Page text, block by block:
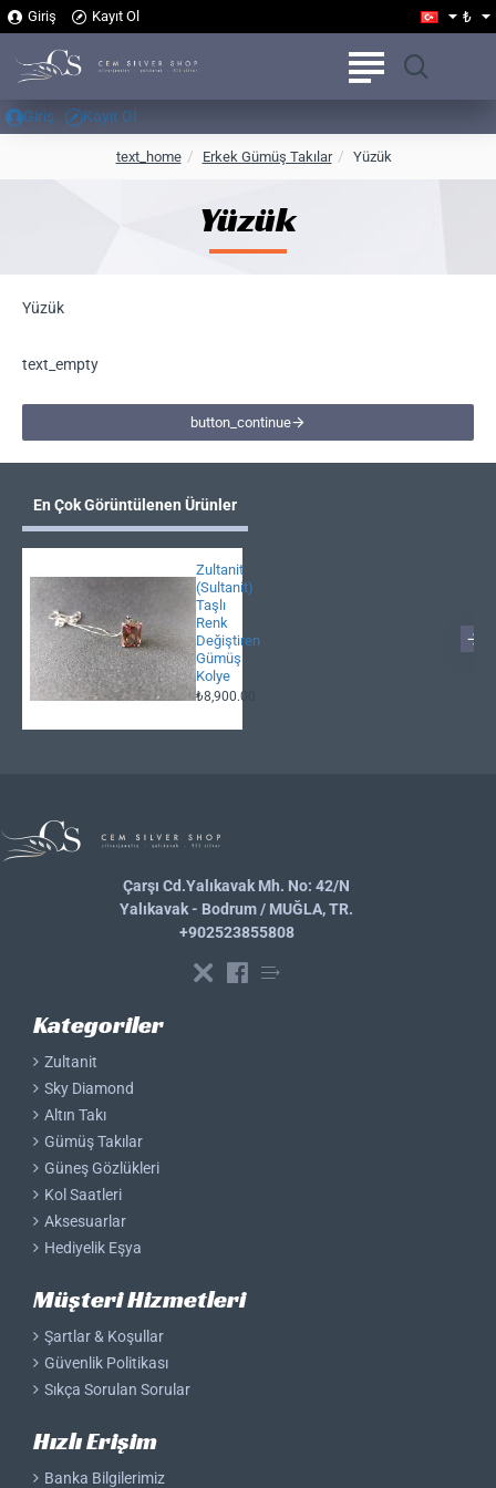
Giriş Kayıt Ol ₺
Giriş Kayıt Ol
Yüzük
text_homeh
Erkek Gümüş Takılar Yüzük
Yüzük
text_empty
button_continue
En Çok Görüntülenen Ürünler
Zultanit
(Sultanit)
Taşlı
Renk
Değiştiren
Gümüş
Kolye
₺8,900.00
Çarşı Cd.Yalıkavak Mh. No: 42/N
Yalıkavak - Bodrum / MUĞLA, TR.
+902523855808
Kategoriler
Zultanit
Sky Diamond
Altın Takı
Gümüş Takılar
Güneş Gözlükleri
Kol Saatleri
Aksesuarlar
Hediyelik Eşya
Müşteri Hizmetleri
Şartlar & Koşullar
Güvenlik Politikası
Sıkça Sorulan Sorular
Hızlı Erişim
Banka Bilgilerimiz